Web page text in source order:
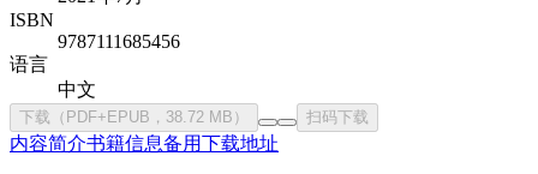
ISBN
9787111685456
语言
中文
下载（PDF+EPUB，38.72 MB） 扫码下载
内容简介书籍信息备用下载地址